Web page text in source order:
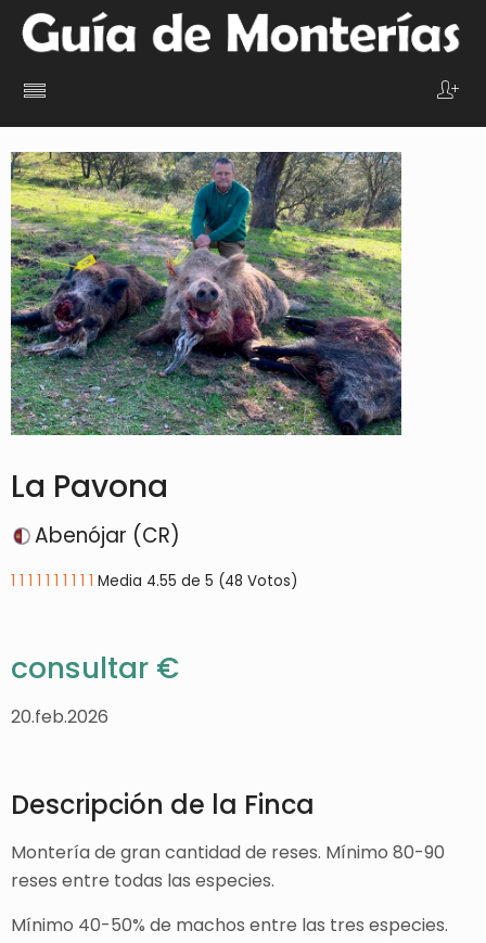
La Pavona
Abenójar (CR)
1 1 1 1 1 1 1 1 1 1 Media 4.55 de 5 (48 Votos)
consultar €
20.feb.2026
Descripción de la Finca
Montería de gran cantidad de reses. Mínimo 80-90
reses entre todas las especies.
Mínimo 40-50% de machos entre las tres especies.